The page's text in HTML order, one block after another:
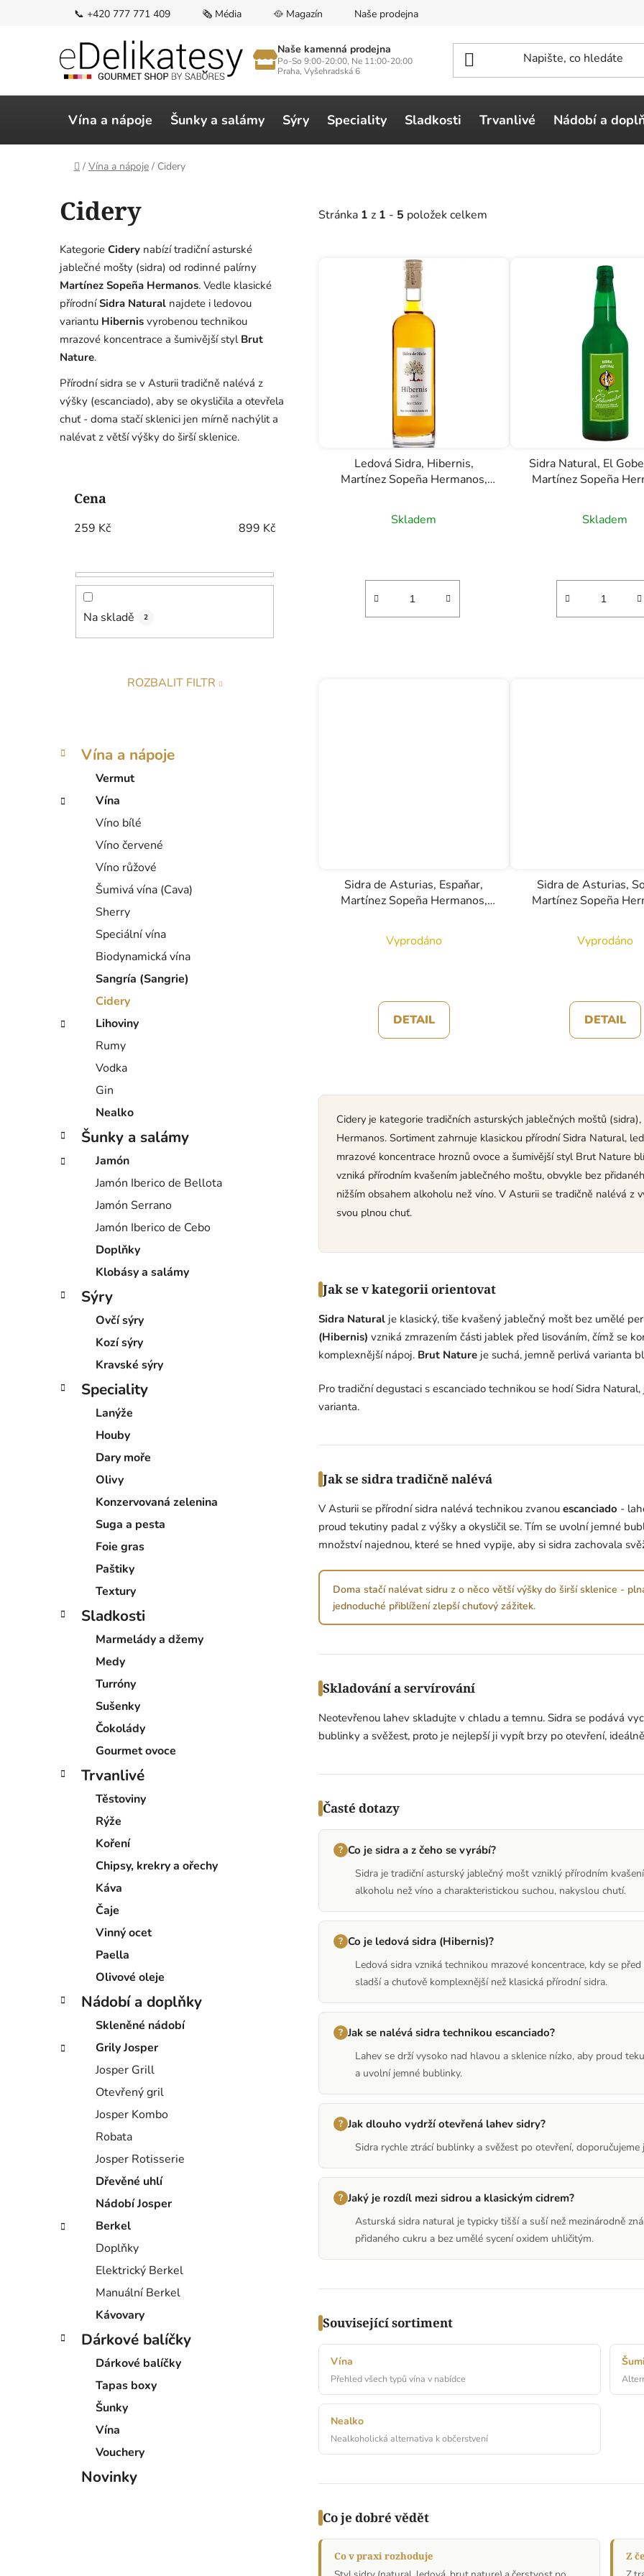
📞 +420 777 771 409 🗞️ Média 🥘 Magazín Naše prodejna
Naše kamenná prodejna
Po-So 9:00-20:00, Ne 11:00-20:00
Praha, Vyšehradská 6
Vína a nápoje Šunky a salámy Sýry Speciality Sladkosti Trvanlivé Nádobí a
Domů
/ Vína a nápoje / Cidery
Cidery
Kategorie Cidery nabízí tradiční asturské
jablečné mošty (sidra) od rodinné palírny
Martínez Sopeña Hermanos. Vedle klasické
přírodníSidra Natural najdete i ledovou
variantu Hibernis vyrobenou technikou
mrazové koncentrace a šumivější styl Brut
Nature.
Přírodní sidra se v Asturii tradičně nalévá z
výšky (escanciado), aby se okysličila a otevřela
chuť - doma stačí sklenici jen mírně nachýlit a
nalévat z větší výšky do širší sklenice.
Cena
259 Kč 899 Kč
Na skladě 2
ROZBALIT FILTR
Přeskočit
kategorie
K
e
g
Vína a nápoje
Vermut
Vína
Víno bílé
Víno červené
Víno růžové
Šumivá vína (Cava)
Sherry
Speciální vína
Biodynamická vína
Sangría (Sangrie)
Cidery
Lihoviny
Rumy
Vodka
Gin
Nealko
Šunky a salámy
Jamón
Jamón Iberico de Bellota
Jamón Serrano
Jamón Iberico de Cebo
Doplňky
Klobásy a salámy
Sýry
Ovčí sýry
Kozí sýry
Kravské sýry
Speciality
Lanýže
Houby
Dary moře
Olivy
Konzervovaná zelenina
Suga a pesta
Foie gras
Paštiky
Textury
Sladkosti
Marmelády a džemy
Medy
Turróny
Sušenky
Čokolády
Gourmet ovoce
Trvanlivé
Těstoviny
Rýže
Koření
Chipsy, krekry a ořechy
Káva
Čaje
Vinný ocet
Paella
Olivové oleje
Nádobí a doplňky
Skleněné nádobí
Grily Josper
Josper Grill
Otevřený gril
Josper Kombo
Robata
Josper Rotisserie
Dřevěné uhlí
Nádobí Josper
Berkel
Doplňky
Elektrický Berkel
Manuální Berkel
Kávovary
Dárkové balíčky
Dárkové balíčky
Tapas boxy
Šunky
Vína
Vouchery
Novinky
Stránka 1 z 1 - 5 položek celkem
Ledová Sidra, Hibernis,
Martínez Sopeña Hermanos,
Skladem
Sidra Natural, El
Martínez Sopeña
Skladem
Sidra de Asturias, Espaňar,
Martínez Sopeña Hermanos,
Vyprodáno
DETAIL
Sidra de Asturias,
Martínez Sopeña
Vyprodáno
DETAIL
v
l
á
d
a
c
í
p
k
p
i
s
u
Cidery je kategorie tradičních asturských jablečných moštů
Hermanos. Sortiment zahrnuje klasickou přírodní Sidra Natural,
mrazové koncentrace hroznů ovoce a šumivější styl Brut Nature
vzniká přírodním kvašením jablečného moštu, obvykle bez
nižším obsahem alkoholu než víno. V Asturii se tradičně nalévá z
svou plnou chuť.
Jak se v kategorii orientovat
Sidra Natural je klasický, tiše kvašený jablečný mošt bez umělé
(Hibernis) vzniká zmrazením části jablek před lisováním, čímž se
komplexnější nápoj. Brut Nature je suchá, jemně perlivá varianta
Pro tradiční degustaci s escanciado technikou se hodí Sidra
varianta.
Jak se sidra tradičně nalévá
V Asturii se přírodní sidra nalévá technikou zvanou escanciado -
proud tekutiny padal z výšky a okysličil se. Tím se uvolní jemné
množství najednou, které se hned vypije, aby si sidra zachovala
Doma stačí nalévat sidru z o něco větší výšky do širší sklenice -
jednoduché přiblížení zlepší chuťový zážitek.
Skladování a servírování
Neotevřenou lahev skladujte v chladu a temnu. Sidra se podává
bublinky a svěžest, proto je nejlepší ji vypít brzy po otevření,
Časté dotazy
Co je sidra a z čeho se vyrábí?
Sidra je tradiční asturský jablečný mošt vzniklý přírodním
alkoholu než víno a charakteristickou suchou, nakyslou chutí.
Co je ledová sidra (Hibernis)?
Ledová sidra vzniká technikou mrazové koncentrace, kdy se
sladší a chuťově komplexnější než klasická přírodní sidra.
Jak se nalévá sidra technikou escanciado?
Lahev se drží vysoko nad hlavou a sklenice nízko, aby proud
a uvolní jemné bublinky.
Jak dlouho vydrží otevřená lahev sidry?
Sidra rychle ztrácí bublinky a svěžest po otevření,
Jaký je rozdíl mezi sidrou a klasickým cidrem?
Asturská sidra natural je typicky tišší a suší než mezinárodně
přidaného cukru a bez umělé sycení oxidem uhličitým.
Související sortiment
Vína
Přehled všech typů vína v nabídce
Nealko
Nealkoholická alternativa k občerstvení
Co je dobré vědět
Co v praxi rozhoduje Z